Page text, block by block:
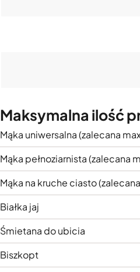
Maksymalna ilość
Mąka uniwersalna (zalecana
Mąka pełnoziarnista (zalecana
Mąka na kruche ciasto
Białka jaj
Śmietana do ubicia
Biszkopt